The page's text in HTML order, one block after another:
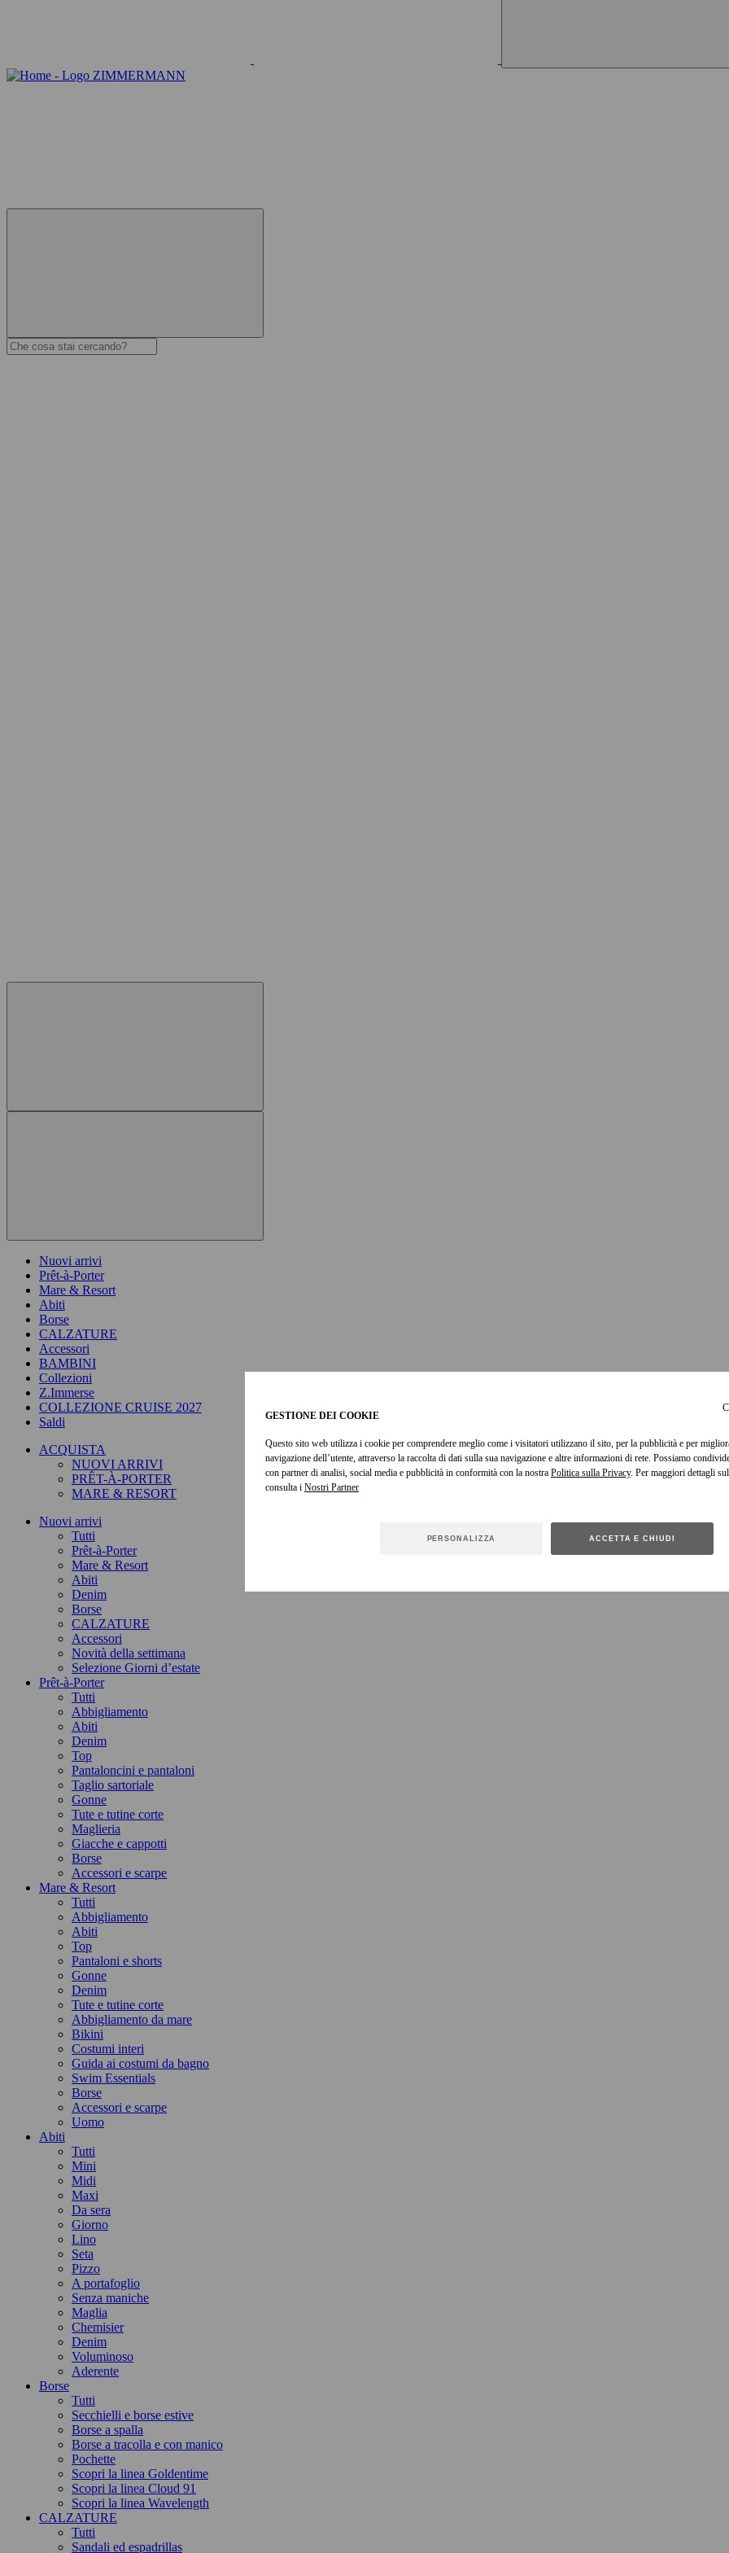
GESTIONE DEI COOKIE
Questo sito web utilizza i cookie per comprendere meglio come i visitatori utilizzano il sito, per la pubblicità e per
navigazione dell’utente, attraverso la raccolta di dati sulla sua navigazione e altre informazioni di rete. Possiamo
con partner di analisi, social media e pubblicità in conformità con la nostra Politica sulla Privacy. Per maggiori dettagli
consulta i
PERSONALIZZA ACCETTA E CHIUDI
Nuovi arrivi
Prêt-à-Porter
Mare & Resort
Abiti
Borse
CALZATURE
Accessori
BAMBINI
Collezioni
Z.Immerse
COLLEZIONE CRUISE 2027
Saldi
ACQUISTA
NUOVI ARRIVI
PRÊT-À-PORTER
MARE & RESORT
Nuovi arrivi
Tutti
Prêt-à-Porter
Mare & Resort
Abiti
Denim
Borse
CALZATURE
Accessori
Novità della settimana
Selezione Giorni d’estate
Prêt-à-Porter
Tutti
Abbigliamento
Abiti
Denim
Top
Pantaloncini e pantaloni
Taglio sartoriale
Gonne
Tute e tutine corte
Maglieria
Giacche e cappotti
Borse
Accessori e scarpe
Mare & Resort
Tutti
Abbigliamento
Abiti
Top
Pantaloni e shorts
Gonne
Denim
Tute e tutine corte
Abbigliamento da mare
Bikini
Costumi interi
Guida ai costumi da bagno
Swim Essentials
Borse
Accessori e scarpe
Uomo
Abiti
Tutti
Mini
Midi
Maxi
Da sera
Giorno
Lino
Seta
Pizzo
A portafoglio
Senza maniche
Maglia
Chemisier
Denim
Voluminoso
Aderente
Borse
Tutti
Secchielli e borse estive
Borse a spalla
Borse a tracolla e con manico
Pochette
Scopri la linea Goldentime
Scopri la linea Cloud 91
Scopri la linea Wavelength
CALZATURE
Tutti
Sandali ed espadrillas